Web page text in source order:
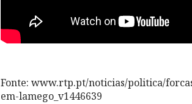
Fonte: www.rtp.pt/noticias/politica/
em-lamego_v1446639